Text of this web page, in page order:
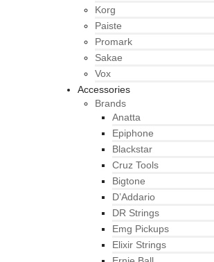
Korg
Paiste
Promark
Sakae
Vox
Accessories
Brands
Anatta
Epiphone
Blackstar
Cruz Tools
Bigtone
D’Addario
DR Strings
Emg Pickups
Elixir Strings